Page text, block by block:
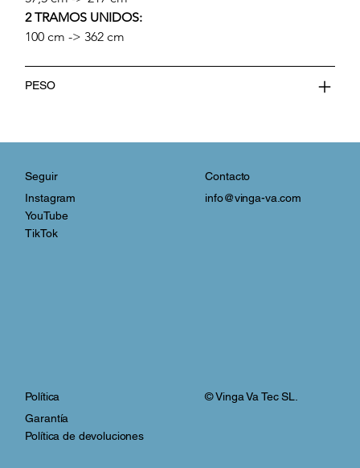
2 TRAMOS UNIDOS:
100 cm -> 362 cm
PESO
Seguir
Instagram
YouTube
TikTok
Contacto
info@vinga-va.com
Política
Garantía
Política de devoluciones
© Vinga Va Tec SL.